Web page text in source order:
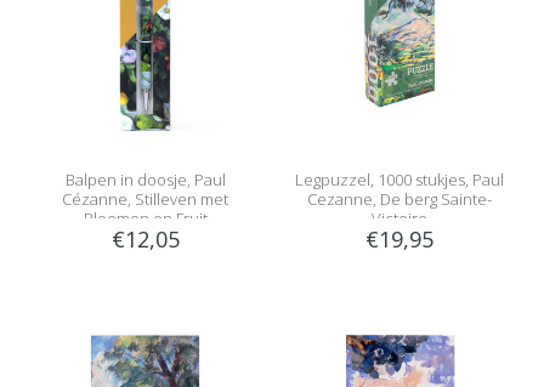
Balpen in doosje, Paul
Cézanne, Stilleven met
Bloemen en Fruit
€12,05
Legpuzzel, 1000 stukjes, Paul
Cezanne, De berg Sainte-
Victoire
€19,95